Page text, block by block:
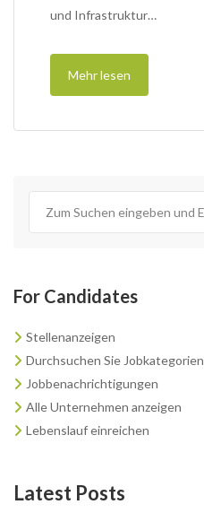
und Infrastruktur…
Mehr lesen
For Candidates
Stellenanzeigen
Durchsuchen Sie Jobkategorien
Jobbenachrichtigungen
Alle Unternehmen anzeigen
Lebenslauf einreichen
Latest Posts